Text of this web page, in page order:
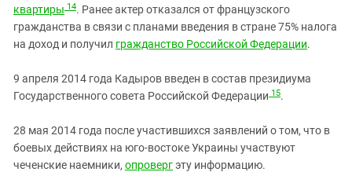
квартиры 14. Ранее актер отказался от французского
гражданства в связи с планами введения в стране 75% налога
на доход и получил гражданство Российской Федерации.
9 апреля 2014 года Кадыров введен в состав президиума
Государственного совета Российской Федерации 15.
28 мая 2014 года после участившихся заявлений о том, что в
боевых действиях на юго-востоке Украины участвуют
чеченские наемники, опровергэту информацию.